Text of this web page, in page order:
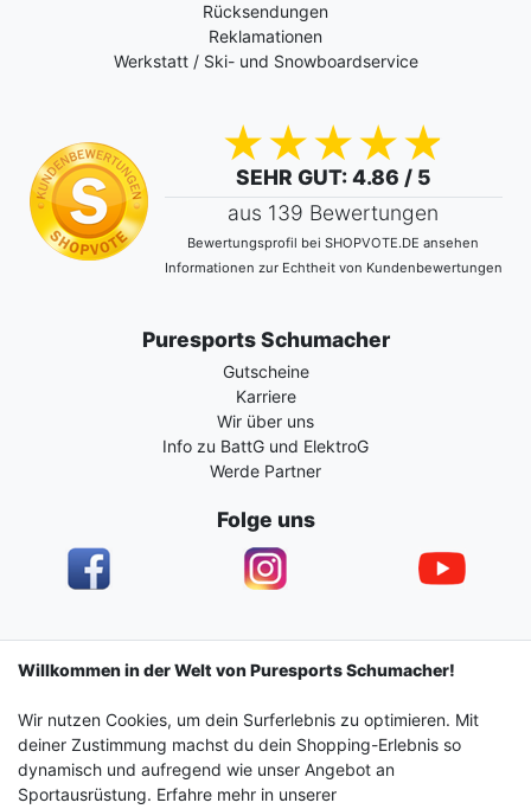
Rücksendungen
Reklamationen
Werkstatt / Ski- und Snowboardservice
SEHR GUT: 4.86 / 5
aus 139 Bewertungen
Bewertungsprofil bei SHOPVOTE.DE ansehen
Informationen zur Echtheit von Kundenbewertungen
Puresports Schumacher
Gutscheine
Karriere
Wir über uns
Info zu BattG und ElektroG
Werde Partner
Folge uns
Impressum Daten­schutz­erklärung AGB
Barrierefreiheitserklärung Widerrufs­recht
Willkommen in der Welt von Puresports Schumacher!
Wir nutzen Cookies, um dein Surferlebnis zu optimieren. Mit
deiner Zustimmung machst du dein Shopping-Erlebnis so
dynamisch und aufregend wie unser Angebot an
Sportausrüstung. Erfahre mehr in unserer